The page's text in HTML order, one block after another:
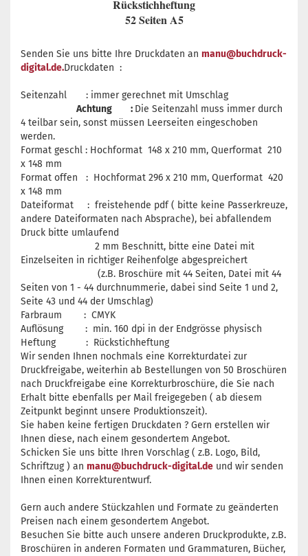
Rückstichheftung
52 Seiten A5
Senden Sie uns bitte Ihre Druckdaten an manu@buchdruck-
digital.de.Druckdaten :
Seitenzahl : immer gerechnet mit Umschlag
Achtung : Die Seitenzahl muss immer durch
4 teilbar sein, sonst müssen Leerseiten eingeschoben
werden.
Format geschl : Hochformat 148 x 210 mm, Querformat 210
x 148 mm
Format offen : Hochformat 296 x 210 mm, Querformat 420
x 148 mm
Dateiformat : freistehende pdf ( bitte keine Passerkreuze,
andere Dateiformaten nach Absprache), bei abfallendem
Druck bitte umlaufend
2 mm Beschnitt, bitte eine Datei mit
Einzelseiten in richtiger Reihenfolge abgespreichert
(z.B. Broschüre mit 44 Seiten, Datei mit 44
Seiten von 1 - 44 durchnummerie, dabei sind Seite 1 und 2,
Seite 43 und 44 der Umschlag)
Farbraum : CMYK
Auflösung : min. 160 dpi in der Endgrösse physisch
Heftung : Rückstichheftung
Wir senden Ihnen nochmals eine Korrekturdatei zur
Druckfreigabe, weiterhin ab Bestellungen von 50 Broschüren
nach Druckfreigabe eine Korrekturbroschüre, die Sie nach
Erhalt bitte ebenfalls per Mail freigegeben ( ab diesem
Zeitpunkt beginnt unsere Produktionszeit).
Sie haben keine fertigen Druckdaten ? Gern erstellen wir
Ihnen diese, nach einem gesondertem Angebot.
Schicken Sie uns bitte Ihren Vorschlag ( z.B. Logo, Bild,
Schriftzug ) an manu@buchdruck-digital.de und wir senden
Ihnen einen Korrekturentwurf.
Gern auch andere Stückzahlen und Formate zu geänderten
Preisen nach einem gesondertem Angebot.
Besuchen Sie bitte auch unsere anderen Druckprodukte, z.B.
Broschüren in anderen Formaten und Grammaturen, Bücher,